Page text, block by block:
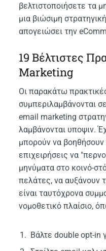
βελτιστοποιήσετε τα
μια βιώσιμη
απογειώσει την
19 Βέλτιστες
Marketing
Οι παρακάτω
συμπεριλαμβάνονται
email marketing
λαμβάνονται υποψιν.
μπορούν να βοηθήσουν
επιχειρήσεις να
μηνύματα στο κοινό-
πελάτες, να αυξάνουν
είναι ταυτόχρονα
νομοθετικό πλαίσιο,
Βάλτε double opt-in